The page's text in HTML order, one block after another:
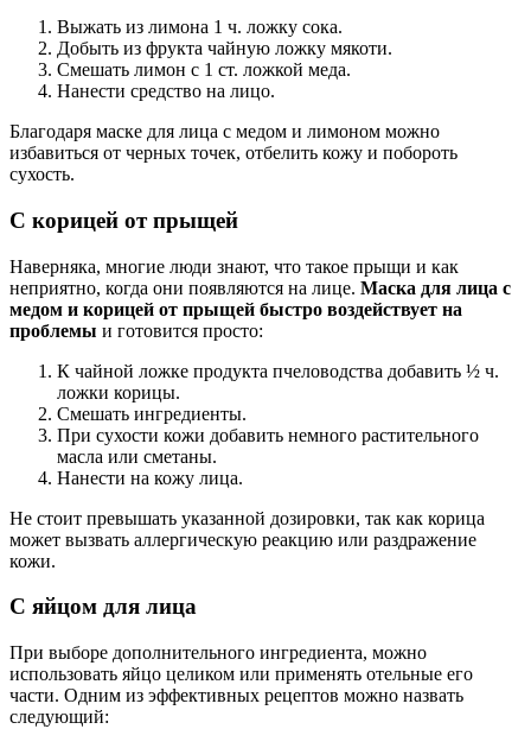
Выжать из лимона 1 ч. ложку сока.
Добыть из фрукта чайную ложку мякоти.
Смешать лимон с 1 ст. ложкой меда.
Нанести средство на лицо.
Благодаря маске для лица с медом и лимоном можно
избавиться от черных точек, отбелить кожу и побороть
сухость.
С корицей от прыщей
Наверняка, многие люди знают, что такое прыщи и как
неприятно, когда они появляются на лице. Маска для лица с
медом и корицей от прыщей быстро воздействует на
проблемы и готовится просто:
К чайной ложке продукта пчеловодства добавить ½ ч.
ложки корицы.
Смешать ингредиенты.
При сухости кожи добавить немного растительного
масла или сметаны.
Нанести на кожу лица.
Не стоит превышать указанной дозировки, так как корица
может вызвать аллергическую реакцию или раздражение
кожи.
С яйцом для лица
При выборе дополнительного ингредиента, можно
использовать яйцо целиком или применять отельные его
части. Одним из эффективных рецептов можно назвать
следующий: